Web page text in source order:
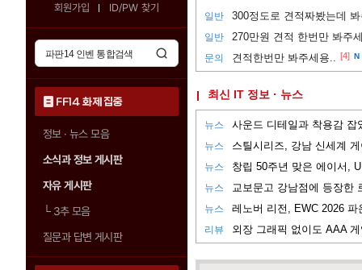
회원가입 ID/PW 찾기
FF14 화제 집중
정보 · 뉴스 모음
소식과 정보 게시판
자유 게시판
└3추 모음
질문과 답변 게시판
일반 300정도로 견적짜봤는데
일반 270만원 견적 한번만 봐주
문의 견적한번만 봐주세용.. [4] N
최신 IT 정보 · 뉴스
뉴스
뉴스
뉴스
뉴스
뉴스
리뷰